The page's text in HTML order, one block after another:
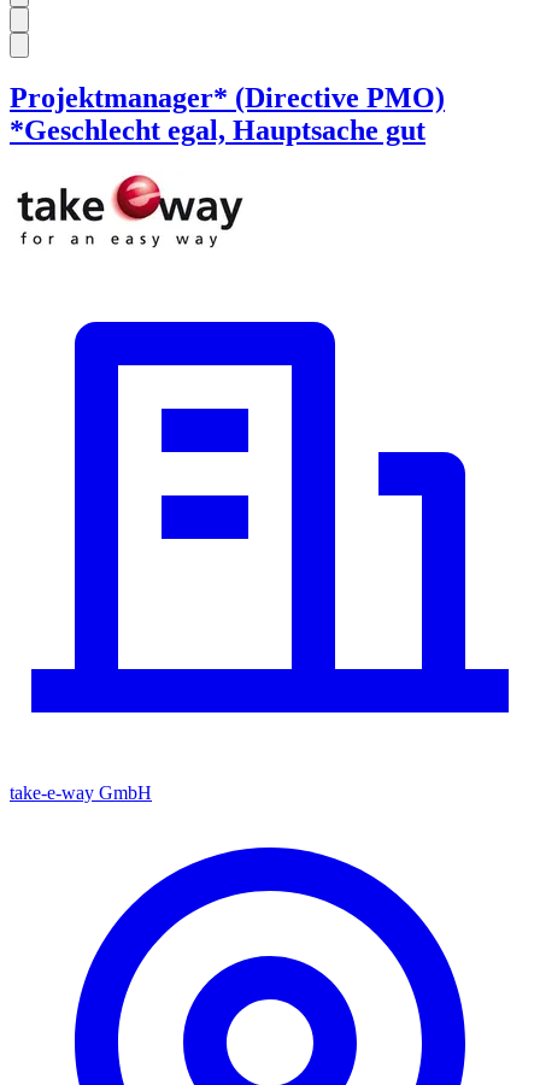
Projektmanager* (Directive PMO)
*Geschlecht egal, Hauptsache gut
take-e-way GmbH